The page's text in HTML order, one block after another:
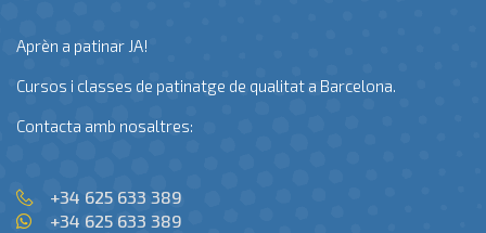
Aprèn a patinar JA!
Cursos i classes de patinatge de qualitat a Barcelona.
Contacta amb nosaltres:
+34 625 633 389
+34 625 633 389